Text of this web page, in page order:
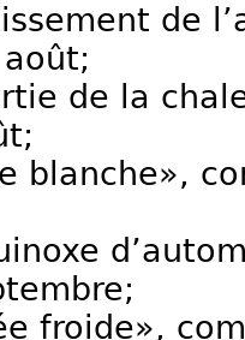
de
de la
blanche»,
froide»,